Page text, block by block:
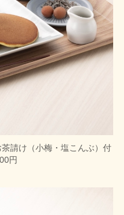
請け（小梅・塩こんぶ）付
円